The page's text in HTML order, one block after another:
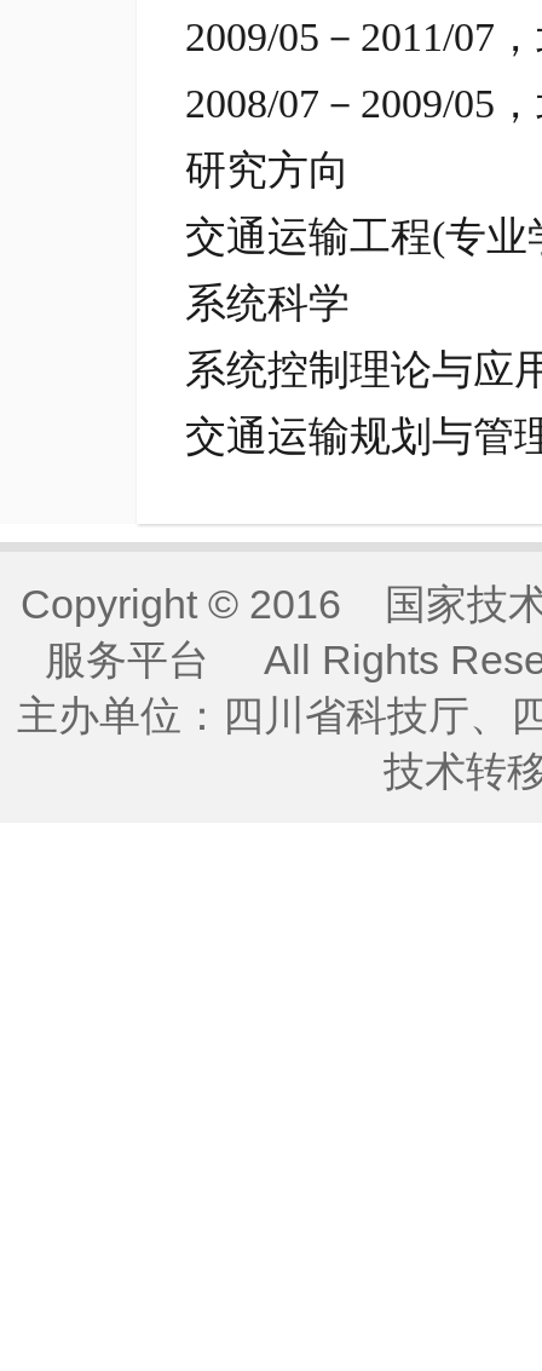
2009/05－2011/07
2008/07－2009/05
研究方向
交通运输工程(专业
系统科学
系统控制理论与应
交通运输规划与管
Copyright © 2016 国家技
服务平台 All Rights
主办单位：四川省科技厅、
技术转